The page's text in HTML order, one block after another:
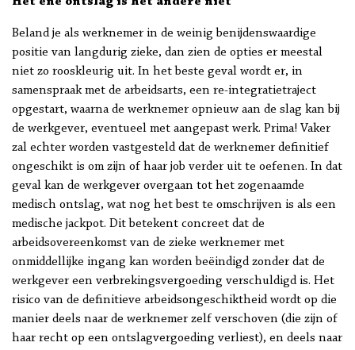
Beland je als werknemer in de weinig benijdenswaardige
positie van langdurig zieke, dan zien de opties er meestal
niet zo rooskleurig uit. In het beste geval wordt er, in
samenspraak met de arbeidsarts, een re-integratietraject
opgestart, waarna de werknemer opnieuw aan de slag kan bij
de werkgever, eventueel met aangepast werk. Prima! Vaker
zal echter worden vastgesteld dat de werknemer definitief
ongeschikt is om zijn of haar job verder uit te oefenen. In dat
geval kan de werkgever overgaan tot het zogenaamde
medisch ontslag, wat nog het best te omschrijven is als een
medische jackpot. Dit betekent concreet dat de
arbeidsovereenkomst van de zieke werknemer met
onmiddellijke ingang kan worden beëindigd zonder dat de
werkgever een verbrekingsvergoeding verschuldigd is. Het
risico van de definitieve arbeidsongeschiktheid wordt op die
manier deels naar de werknemer zelf verschoven (die zijn of
haar recht op een ontslagvergoeding verliest), en deels naar